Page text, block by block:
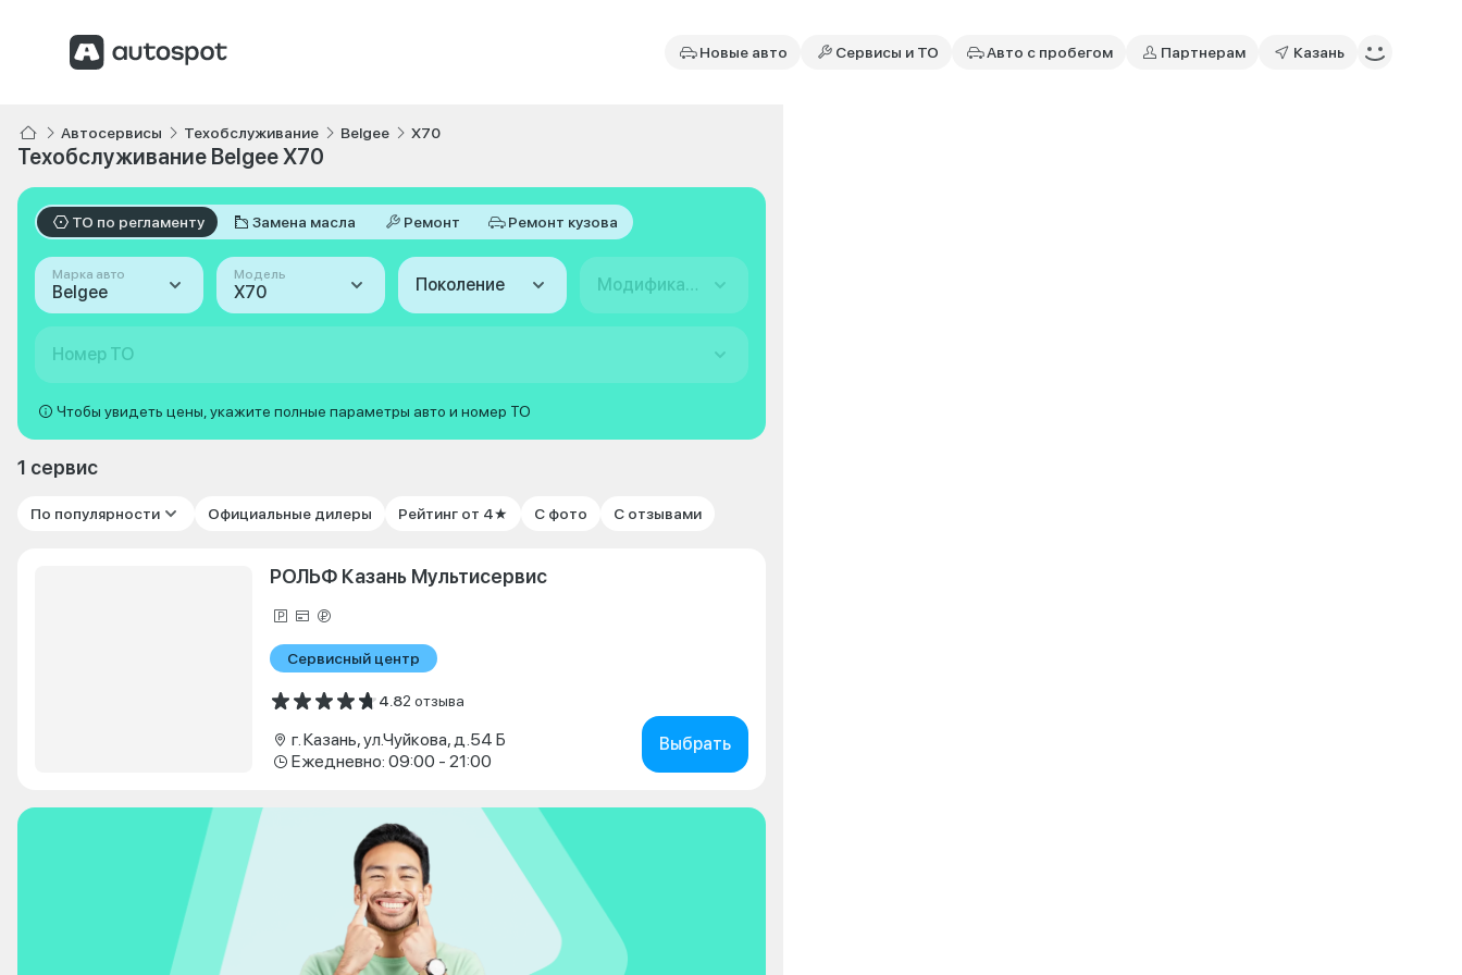
Новые авто Сервисы и ТО Авто с пробегом Партнерам Казань
Автосервисы Техобслуживание Belgee X70
Техобслуживание Belgee X70
ТО по регламенту Замена масла Ремонт Ремонт кузова
Марка авто
Belgee
Модель
X70 Поколение Модификация
Номер ТО
Чтобы увидеть цены, укажите полные параметры авто и номер ТО
1 сервис
По популярности Официальные дилеры Рейтинг от 4★ С фото С отзывами
РОЛЬФ Казань Мультисервис
Сервисный центр
4.82 отзыва
г. Казань, ул.Чуйкова, д.54 Б
Ежедневно: 09:00 - 21:00
Выбрать